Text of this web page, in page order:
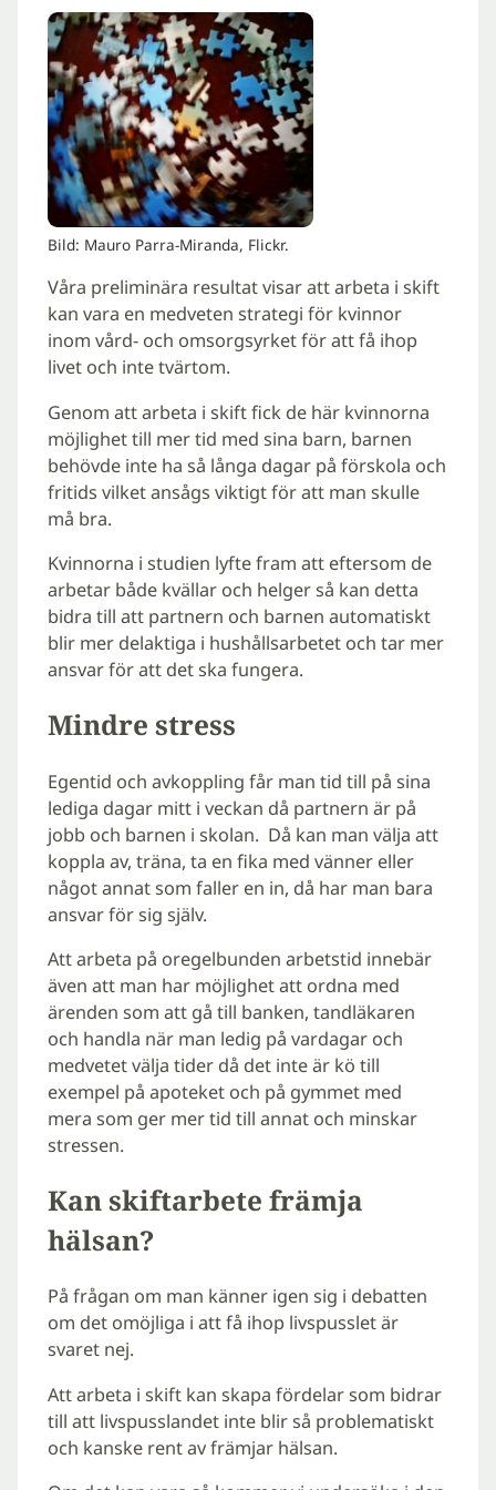
Bild: Mauro Parra-Miranda, Flickr.
Våra preliminära resultat visar att arbeta i skift
kan vara en medveten strategi för kvinnor
inom vård- och omsorgsyrket för att få ihop
livet och inte tvärtom.
Genom att arbeta i skift fick de här kvinnorna
möjlighet till mer tid med sina barn, barnen
behövde inte ha så långa dagar på förskola och
fritids vilket ansågs viktigt för att man skulle
må bra.
Kvinnorna i studien lyfte fram att eftersom de
arbetar både kvällar och helger så kan detta
bidra till att partnern och barnen automatiskt
blir mer delaktiga i hushållsarbetet och tar mer
ansvar för att det ska fungera.
Mindre stress
Egentid och avkoppling får man tid till på sina
lediga dagar mitt i veckan då partnern är på
jobb och barnen i skolan. Då kan man välja att
koppla av, träna, ta en fika med vänner eller
något annat som faller en in, då har man bara
ansvar för sig själv.
Att arbeta på oregelbunden arbetstid innebär
även att man har möjlighet att ordna med
ärenden som att gå till banken, tandläkaren
och handla när man ledig på vardagar och
medvetet välja tider då det inte är kö till
exempel på apoteket och på gymmet med
mera som ger mer tid till annat och minskar
stressen.
Kan skiftarbete främja
hälsan?
På frågan om man känner igen sig i debatten
om det omöjliga i att få ihop livspusslet är
svaret nej.
Att arbeta i skift kan skapa fördelar som bidrar
till att livspusslandet inte blir så problematiskt
och kanske rent av främjar hälsan.